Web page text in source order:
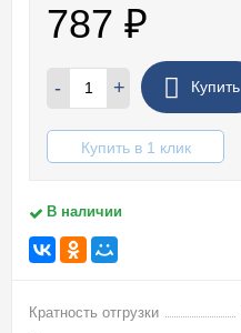
787 ₽
- + Купить
Купить в 1 клик
В наличии
Кратность отгрузки